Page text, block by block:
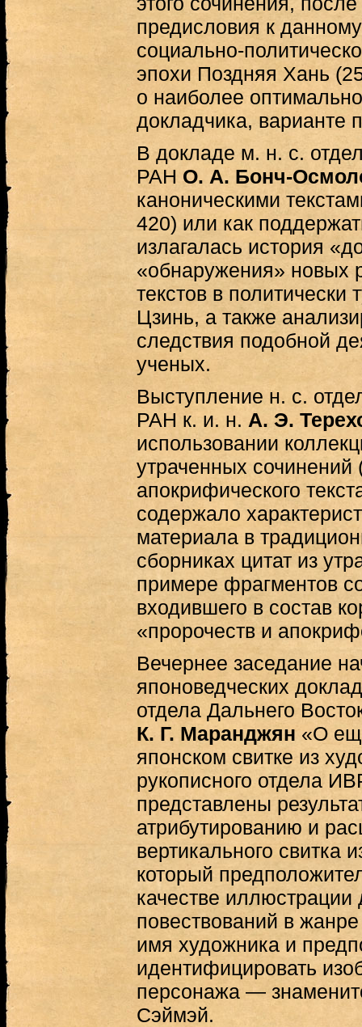
предисловия к
социально-
эпохи Поздняя Хань
о наиболее
докладчика, варианте
В докладе м. н. с.
РАН О. А. Бонч-
каноническими
420) или как
излагалась история
«обнаружения» новых
текстов в политически
Цзинь, а также
следствия подобной
ученых.
Выступление н. с.
РАН к. и. н. А. Э.
использовании
утраченных сочинений
апокрифического
содержало
материала в
сборниках цитат из
примере фрагментов
входившего в состав
«пророчеств и
Вечернее заседание
японоведческих
отдела Дальнего
К. Г. Маранджян «О
японском свитке из
рукописного отдела
представлены
атрибутированию и
вертикального
который
качестве иллюстрации
повествований в
имя художника и
идентифицировать
персонажа —
Сэймэй.